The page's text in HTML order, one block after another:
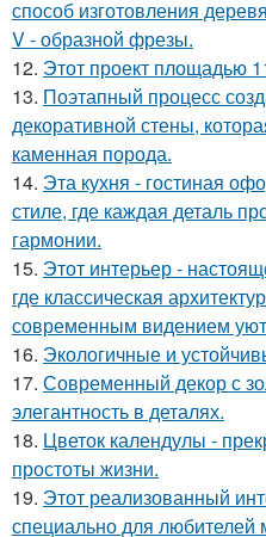
способ изготовления
V - образной фрезы.
12. Этот проект площадью
13. Поэтапный процесс
декоративной стены,
каменная порода.
14. Эта кухня - гостиная
стиле, где каждая деталь
гармонии.
15. Этот интерьер -
где классическая
современным видением
16. Экологичные и
17. Современный декор с
элегантность в деталях.
18. Цветок календулы -
простоты жизни.
19. Этот реализованный
специально для любителей